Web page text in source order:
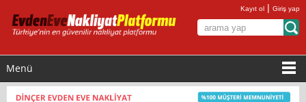
Kayıt ol |Giriş yap
Menü